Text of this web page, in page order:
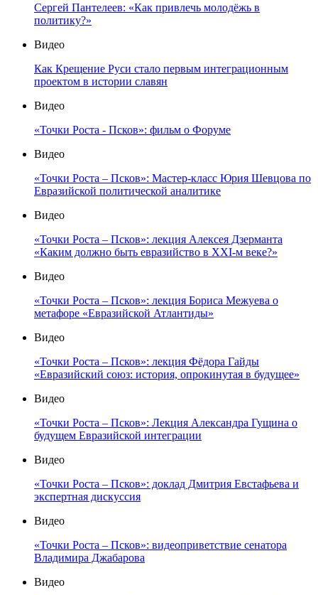
Сергей Пантелеев: «Как привлечь молодёжь в
политику?»
Видео
Как Крещение Руси стало первым интеграционным
проектом в истории славян
Видео
«Точки Роста - Псков»: фильм о Форуме
Видео
«Точки Роста – Псков»: Мастер-класс Юрия Шевцова по
Евразийской политической аналитике
Видео
«Точки Роста – Псков»: лекция Алексея Дзерманта
«Каким должно быть евразийство в XXI-м веке?»
Видео
«Точки Роста – Псков»: лекция Бориса Межуева о
метафоре «Евразийской Атлантиды»
Видео
«Точки Роста – Псков»: лекция Фёдора Гайды
«Евразийский союз: история, опрокинутая в будущее»
Видео
«Точки Роста – Псков»: Лекция Александра Гущина о
будущем Евразийской интеграции
Видео
«Точки Роста – Псков»: доклад Дмитрия Евстафьева и
экспертная дискуссия
Видео
«Точки Роста – Псков»: видеоприветствие сенатора
Владимира Джабарова
Видео